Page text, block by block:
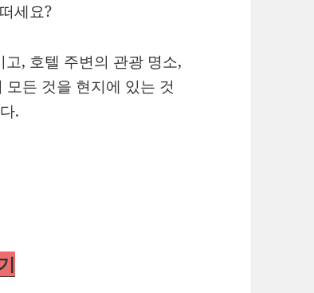
세요?
, 호텔 주변의 관광 명소,
든 것을 현지에 있는 것
.